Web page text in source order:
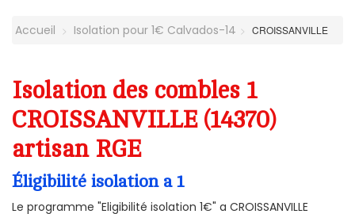
Accueil Isolation pour 1€ Calvados-14 CROISSANVILLE
Isolation des combles 1
CROISSANVILLE (14370)
artisan RGE
Éligibilité isolation a 1
Le programme "Eligibilité isolation 1€" a CROISSANVILLE